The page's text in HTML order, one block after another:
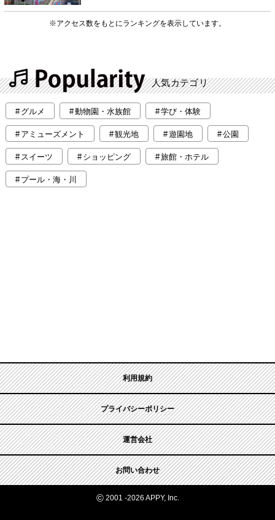
※アクセス数をもとにランキングを表示しています。
人気カテゴリ
グルメ 動物園・水族館 学び・体験
アミューズメント 観光地 遊園地 公園
スイーツ ショッピング 旅館・ホテル
プール・海・川
利用規約
プライバシーポリシー
運営会社
お問い合わせ
©2001 -2026 APPY, Inc.